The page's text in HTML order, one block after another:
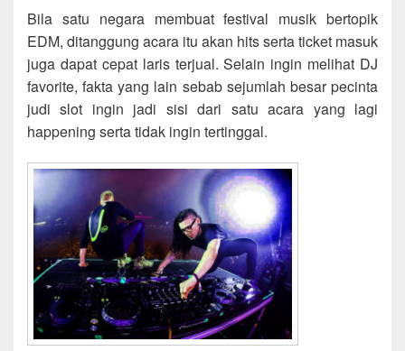
Bila satu negara membuat festival musik bertopik
EDM, ditanggung acara itu akan hits serta ticket masuk
juga dapat cepat laris terjual. Selain ingin melihat DJ
favorite, fakta yang lain sebab sejumlah besar pecinta
judi slot ingin jadi sisi dari satu acara yang lagi
happening serta tidak ingin tertinggal.